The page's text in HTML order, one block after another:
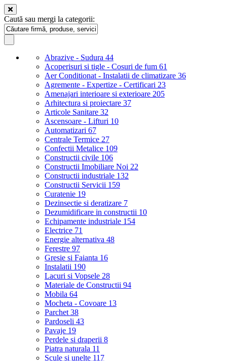
Caută sau mergi la categorii:
Abrazive - Sudura 44
Acoperisuri si tigle - Cosuri de fum 61
Aer Conditionat - Instalatii de climatizare 36
Agremente - Expertize - Certificari 23
Amenajari interioare si exterioare 205
Arhitectura si proiectare 37
Articole Sanitare 32
Ascensoare - Lifturi 10
Automatizari 67
Centrale Termice 27
Confectii Metalice 109
Constructii civile 106
Constructii Imobiliare Noi 22
Constructii industriale 132
Constructii Servicii 159
Curatenie 19
Dezinsectie si deratizare 7
Dezumidificare in constructii 10
Echipamente industriale 154
Electrice 71
Energie alternativa 48
Ferestre 97
Gresie si Faianta 16
Instalatii 190
Lacuri si Vopsele 28
Materiale de Constructii 94
Mobila 64
Mocheta - Covoare 13
Parchet 38
Pardoseli 43
Pavaje 19
Perdele si draperii 8
Piatra naturala 11
Scule si unelte 117